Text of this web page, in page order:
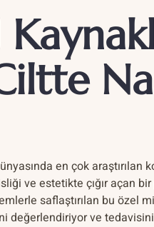
en çok araştırılan
ve estetikte çığır açan
saflaştırılan bu özel
değerlendiriyor ve